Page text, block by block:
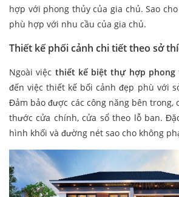
hợp với phong thủy của gia chủ. Sao
phù hợp với nhu cầu của gia chủ.
Thiết kế phối cảnh chi tiết theo sở
Ngoài việc thiết kế biệt thự hợp phong
đến việc thiết kế bối cảnh đẹp phù với
Đảm bảo được các công năng bên trong,
thước cửa chính, cửa sổ theo lỗ ban.
hình khối và đường nét sao cho không